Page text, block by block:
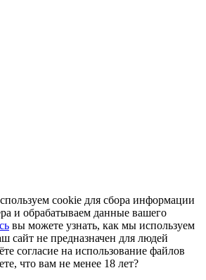
cookie для сбора информации
и обрабатываем данные вашего
вы можете узнать, как мы используем
сайт не предназначен для людей
согласие на использование файлов
что вам не менее 18 лет?